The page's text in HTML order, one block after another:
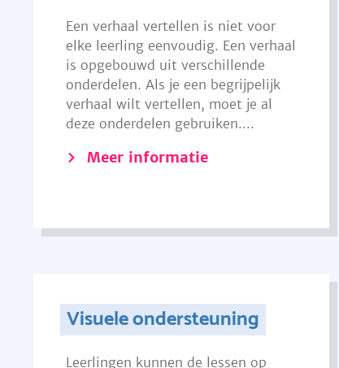
Een verhaal vertellen is niet voor
elke leerling eenvoudig. Een verhaal
is opgebouwd uit verschillende
onderdelen. Als je een begrijpelijk
verhaal wilt vertellen, moet je al
deze onderdelen gebruiken....
Meer informatie
Visuele ondersteuning
Leerlingen kunnen de lessen op